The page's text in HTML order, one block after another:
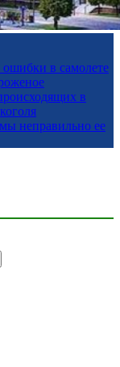
в самолете
в
неправильно ее